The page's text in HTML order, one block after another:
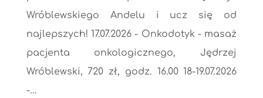
Wróblewskiego Andelu i ucz się od
najlepszych! 17.07.2026 - Onkodotyk - masaż
pacjenta onkologicznego, Jędrzej
Wróblewski, 720 zł, godz. 16.00 18-19.07.2026
-...